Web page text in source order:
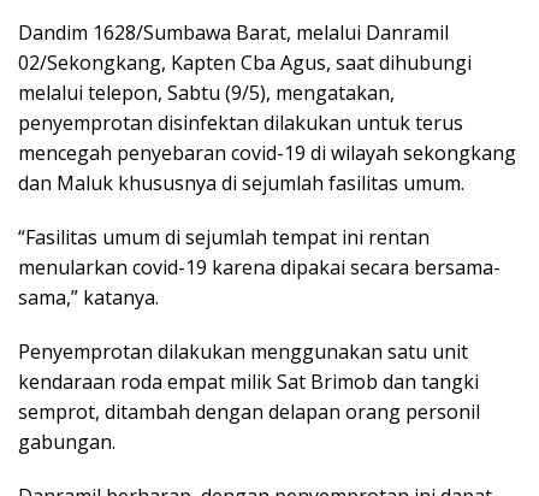
Dandim 1628/Sumbawa Barat, melalui Danramil
02/Sekongkang, Kapten Cba Agus, saat dihubungi
melalui telepon, Sabtu (9/5), mengatakan,
penyemprotan disinfektan dilakukan untuk terus
mencegah penyebaran covid-19 di wilayah sekongkang
dan Maluk khususnya di sejumlah fasilitas umum.
“Fasilitas umum di sejumlah tempat ini rentan
menularkan covid-19 karena dipakai secara bersama-
sama,” katanya.
Penyemprotan dilakukan menggunakan satu unit
kendaraan roda empat milik Sat Brimob dan tangki
semprot, ditambah dengan delapan orang personil
gabungan.